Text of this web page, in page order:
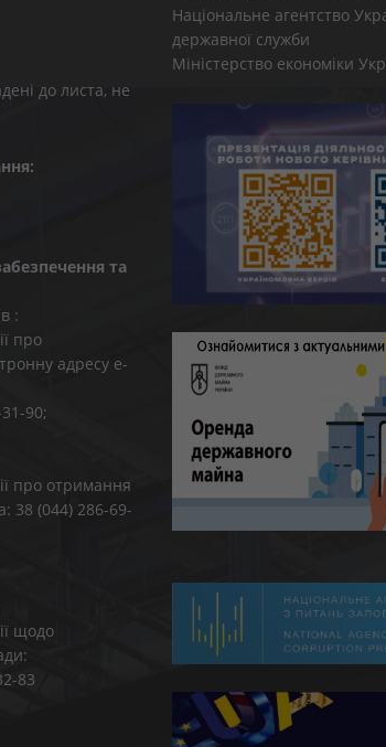
до листа, не
та
:
про
адресу e-
90;
про отримання
38 (044) 286-69-
щодо
83
Національне агентство
державної служби
Міністерство економіки